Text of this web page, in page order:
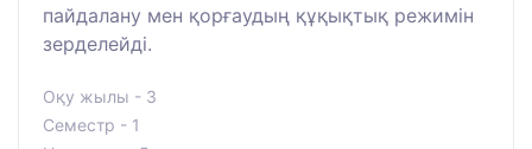
пайдалану мен қорғаудың құқықтық режимін
зерделейді.
Оқу жылы - 3
Семестр - 1